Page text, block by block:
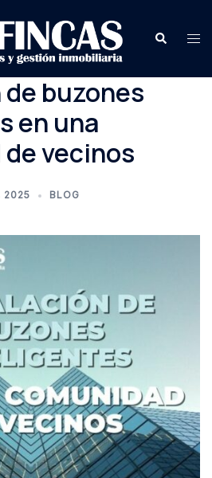
Buscar
buzones
en una
vecinos
2025 BLOG